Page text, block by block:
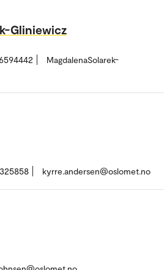
Gliniewicz
MagdalenaSolarek-
kyrre.andersen@oslomet.no